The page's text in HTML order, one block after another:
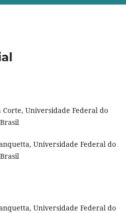
Corte, Universidade Federal do
Universidade Federal do
Universidade Federal do